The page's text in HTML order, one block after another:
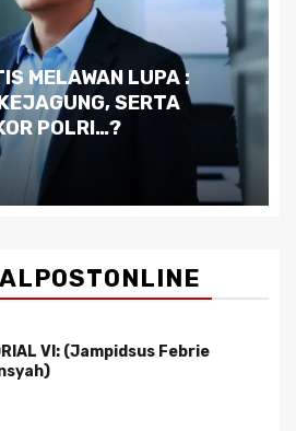
Tengah Krisis:
Daya Alam dan
Tak Kreatif
VI: (Jampidsus Febrie